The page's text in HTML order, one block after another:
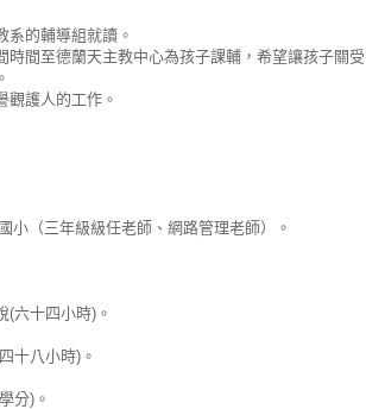
系的輔導組就讀。
間至德蘭天主教中心為孩子課輔，希望讓孩子關受
觀護人的工作。
小（三年級級任老師、網路管理老師）。
(六十四小時)。
十八小時)。
分)。